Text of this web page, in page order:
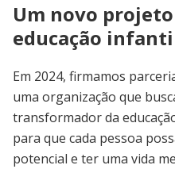
Um novo
educação
Em 2024, firmamos
uma organização que
transformador da
para que cada pessoa
potencial e ter uma vida